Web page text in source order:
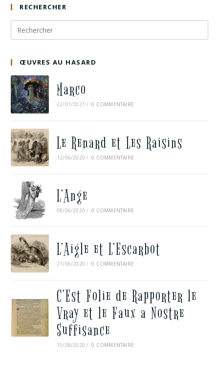
RECHERCHER
ŒUVRES AU HASARD
Marco
22/01/2021 / 0 COMMENTAIRE
Le Renard et Les Raisins
12/06/2020 / 0 COMMENTAIRE
L’Ange
08/06/2020 / 0 COMMENTAIRE
L’Aigle et L’Escarbot
21/06/2020 / 0 COMMENTAIRE
C’Est Folie de Rapporter le
Vray et le Faux a Nostre
Suffisance
15/08/2020 / 0 COMMENTAIRE